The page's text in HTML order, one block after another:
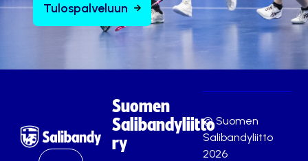
Tulospalveluun
Suomen
Salibandyliitto
ry
© Suomen
Salibandyliitto
2026